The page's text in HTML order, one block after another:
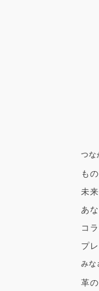
つな
も
未
あ
コ
プ
みな
革